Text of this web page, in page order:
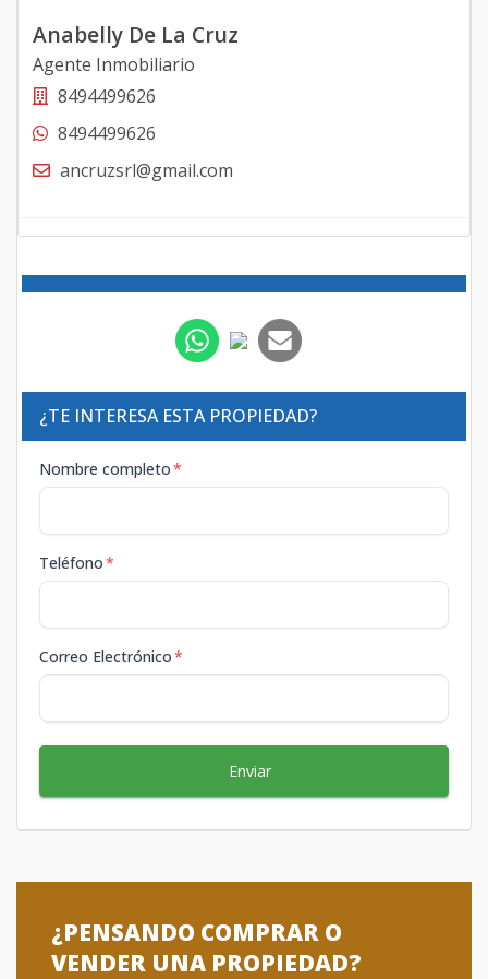
Anabelly De La Cruz
Agente Inmobiliario
8494499626
8494499626
ancruzsrl@gmail.com
¿TE INTERESA ESTA PROPIEDAD?
Nombre completo*
Teléfono*
Correo Electrónico*
Enviar
¿PENSANDO COMPRAR O
VENDER UNA PROPIEDAD?